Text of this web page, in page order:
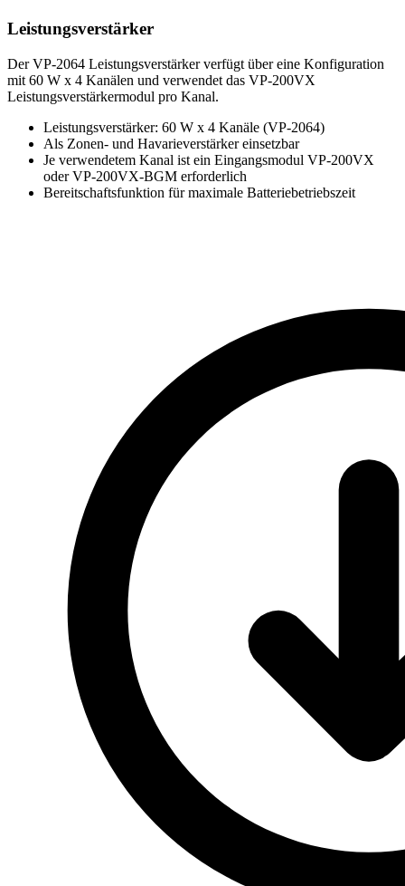
Leistungsverstärker
Der VP-2064 Leistungsverstärker verfügt über eine Konfiguration
mit 60 W x 4 Kanälen und verwendet das VP-200VX
Leistungsverstärkermodul pro Kanal.
Leistungsverstärker: 60 W x 4 Kanäle (VP-2064)
Als Zonen- und Havarieverstärker einsetzbar
Je verwendetem Kanal ist ein Eingangsmodul VP-200VX
oder VP-200VX-BGM erforderlich
Bereitschaftsfunktion für maximale Batteriebetriebszeit